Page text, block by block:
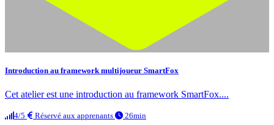
Introduction au framework multijoueur SmartFox
Cet atelier est une introduction au framework SmartFox....
4/5 Réservé aux apprenants 26min